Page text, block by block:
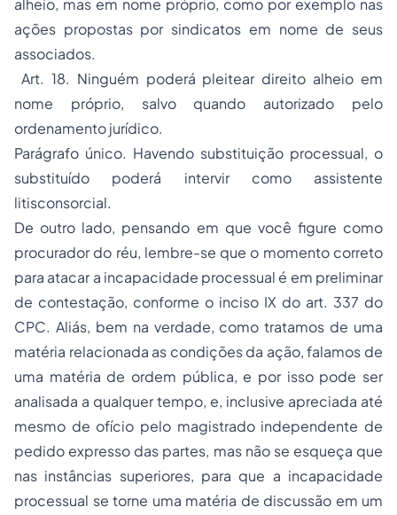
alheio, mas em nome próprio, como por exemplo nas
ações propostas por sindicatos em nome de seus
associados.
Art. 18. Ninguém poderá pleitear direito alheio em
nome próprio, salvo quando autorizado pelo
ordenamento jurídico.
Parágrafo único. Havendo substituição processual, o
substituído poderá intervir como assistente
litisconsorcial.
De outro lado, pensando em que você figure como
procurador do réu, lembre-se que o momento correto
para atacar a incapacidade processual é em preliminar
de contestação, conforme o inciso IX do art. 337 do
CPC. Aliás, bem na verdade, como tratamos de uma
matéria relacionada as condições da ação, falamos de
uma matéria de ordem pública, e por isso pode ser
analisada a qualquer tempo, e, inclusive apreciada até
mesmo de ofício pelo magistrado independente de
pedido expresso das partes, mas não se esqueça que
nas instâncias superiores, para que a incapacidade
processual se torne uma matéria de discussão em um